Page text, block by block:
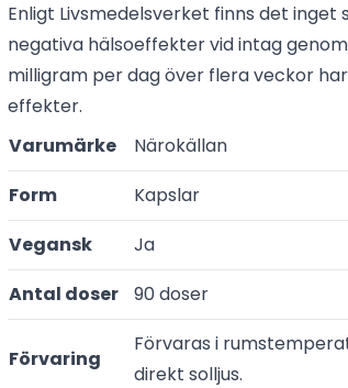
Enligt Livsmedelsverket finns det
negativa hälsoeffekter vid intag
milligram per dag över flera veckor
effekter.
Varumärke
Närokällan
Form
Kapslar
Vegansk
Ja
Antal doser
90 doser
Förvaring
Förvaras i
direkt solljus.